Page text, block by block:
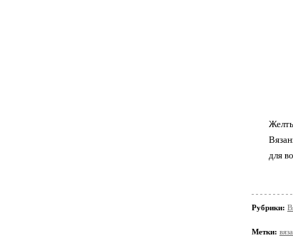
для
Рубрики:
Метки: